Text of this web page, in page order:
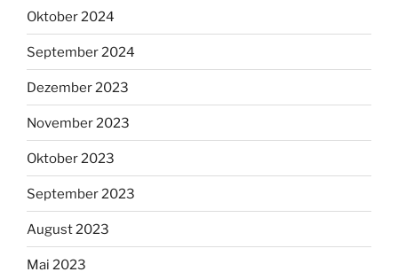
Oktober 2024
September 2024
Dezember 2023
November 2023
Oktober 2023
September 2023
August 2023
Mai 2023